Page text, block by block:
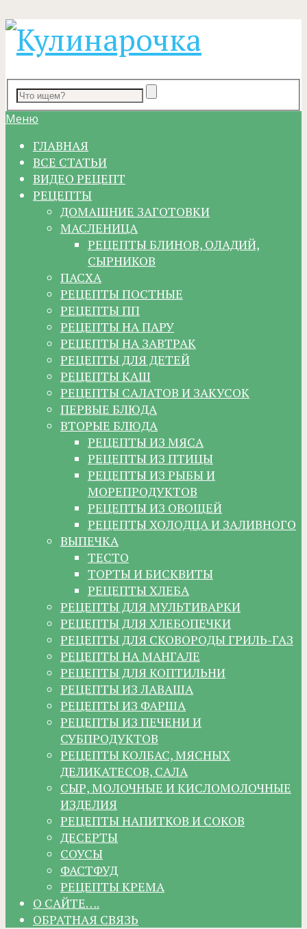
Меню
ГЛАВНАЯ
ВСЕ СТАТЬИ
ВИДЕО РЕЦЕПТ
РЕЦЕПТЫ
ДОМАШНИЕ ЗАГОТОВКИ
МАСЛЕНИЦА
РЕЦЕПТЫ БЛИНОВ, ОЛАДИЙ,
СЫРНИКОВ
ПАСХА
РЕЦЕПТЫ ПОСТНЫЕ
РЕЦЕПТЫ ПП
РЕЦЕПТЫ НА ПАРУ
РЕЦЕПТЫ НА ЗАВТРАК
РЕЦЕПТЫ ДЛЯ ДЕТЕЙ
РЕЦЕПТЫ КАШ
РЕЦЕПТЫ САЛАТОВ И ЗАКУСОК
ПЕРВЫЕ БЛЮДА
ВТОРЫЕ БЛЮДА
РЕЦЕПТЫ ИЗ МЯСА
РЕЦЕПТЫ ИЗ ПТИЦЫ
РЕЦЕПТЫ ИЗ РЫБЫ И
МОРЕПРОДУКТОВ
РЕЦЕПТЫ ИЗ ОВОЩЕЙ
РЕЦЕПТЫ ХОЛОДЦА И ЗАЛИВНОГО
ВЫПЕЧКА
ТЕСТО
ТОРТЫ И БИСКВИТЫ
РЕЦЕПТЫ ХЛЕБА
РЕЦЕПТЫ ДЛЯ МУЛЬТИВАРКИ
РЕЦЕПТЫ ДЛЯ ХЛЕБОПЕЧКИ
РЕЦЕПТЫ ДЛЯ СКОВОРОДЫ ГРИЛЬ-ГАЗ
РЕЦЕПТЫ НА МАНГАЛЕ
РЕЦЕПТЫ ДЛЯ КОПТИЛЬНИ
РЕЦЕПТЫ ИЗ ЛАВАША
РЕЦЕПТЫ ИЗ ФАРША
РЕЦЕПТЫ ИЗ ПЕЧЕНИ И
СУБПРОДУКТОВ
РЕЦЕПТЫ КОЛБАС, МЯСНЫХ
ДЕЛИКАТЕСОВ, САЛА
СЫР, МОЛОЧНЫЕ И КИСЛОМОЛОЧНЫЕ
ИЗДЕЛИЯ
РЕЦЕПТЫ НАПИТКОВ И СОКОВ
ДЕСЕРТЫ
СОУСЫ
ФАСТФУД
РЕЦЕПТЫ КРЕМА
О САЙТЕ….
ОБРАТНАЯ СВЯЗЬ